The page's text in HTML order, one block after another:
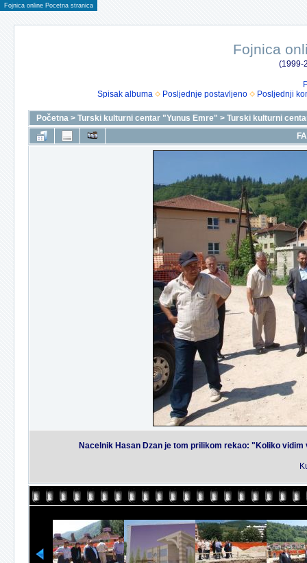
Fojnica online Pocetna stranica
Fojnica
(1999-
Spisak albuma
Posljednje postavljeno Posljednji
Početna > Turski kulturni centar "Yunus Emre" > Turski kulturni
Nacelnik Hasan Dzan je tom prilikom rekao: "Koliko